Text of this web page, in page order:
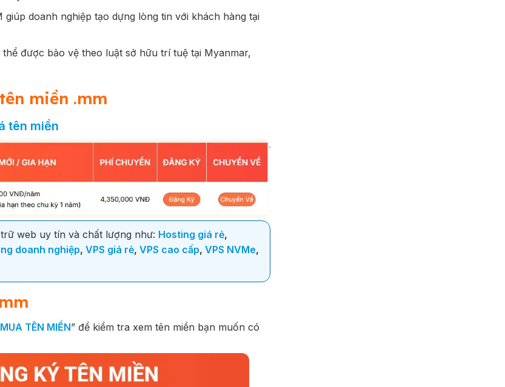
giúp doanh nghiệp tạo dựng lòng tin với khách hàng tại
thể được bảo vệ theo luật sở hữu trí tuệ tại Myanmar,
miền .mm
tên miền
web uy tín và chất lượng như: Hosting giá rẻ,
doanh nghiệp, VPS giá rẻ, VPS cao cấp, VPS NVMe,
MUA TÊN MIỀN” để kiểm tra xem tên miền bạn muốn có